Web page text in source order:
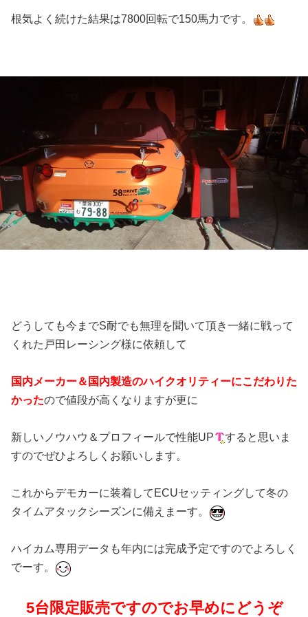
根気よく続けた結果は7800回転で150馬力です。
どうしても今までS耐でも無理を聞いて頂き一緒に戦って
くれた戸田レーシング様に依頼して
国内メーカー＆国内製造のハイクオリティーにこだわりた
かったので値段が高くなりますが更に
新しいノウハウ＆プロフィールで性能UP
すると思いま
すのでぜひよろしくお願いします。
これからデモカーに装着してECUセッティングして冬の
タイムアタックシーズンに備えまーす。
ハイカム専用データも年内には完成予定ですのでよろしく
でーす。
5台限定販売ですのでお早めにどうぞ